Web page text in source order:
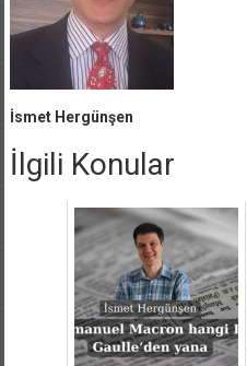
İsmet Hergünşen
İlgili Konular